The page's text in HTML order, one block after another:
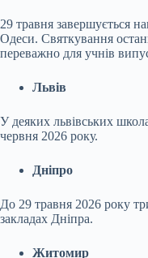
29 травня завершується
Одеси. Святкування
переважно для учнів
Львів
У деяких львівських
червня 2026 року.
Дніпро
До 29 травня 2026 року
закладах Дніпра.
Житомир